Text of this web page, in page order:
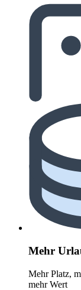
Mehr
Mehr Platz,
mehr Wert